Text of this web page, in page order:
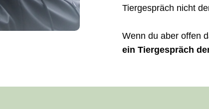
Tiergespräch nicht
Wenn du aber offen
ein Tiergespräch